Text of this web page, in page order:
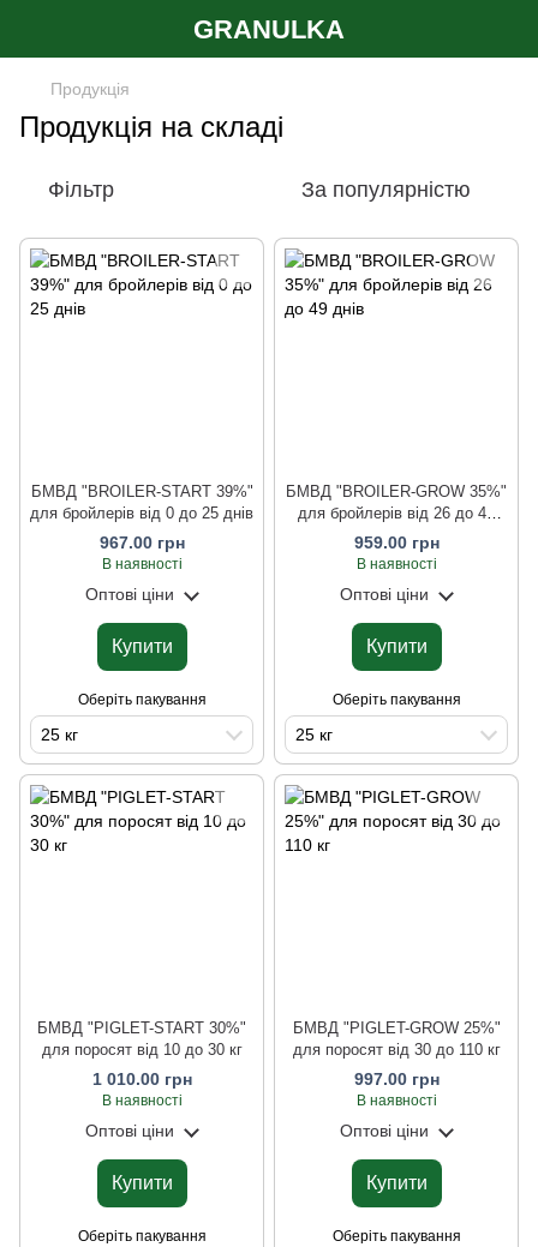
GRANULKA
Продукція
Продукція на складі
Фільтр За популярністю
БМВД "BROILER-START 39%"
для бройлерів від 0 до 25 днів
967.00 грн
В наявності
Оптові ціни
Купити
Оберіть пакування
25 кг
БМВД "BROILER-GROW 35%"
для бройлерів від 26 до 49
днів
959.00 грн
В наявності
Оптові ціни
Купити
Оберіть пакування
25 кг
БМВД "PIGLET-START 30%"
для поросят від 10 до 30 кг
1 010.00 грн
В наявності
Оптові ціни
Купити
Оберіть пакування
БМВД "PIGLET-GROW 25%"
для поросят від 30 до 110 кг
997.00 грн
В наявності
Оптові ціни
Купити
Оберіть пакування